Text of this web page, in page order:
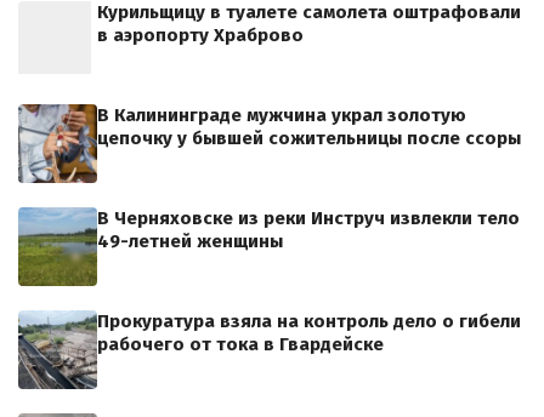
Курильщицу в туалете самолета оштрафовали
в аэропорту Храброво
В Калининграде мужчина украл золотую
цепочку у бывшей сожительницы после ссоры
В Черняховске из реки Инструч извлекли тело
49-летней женщины
Прокуратура взяла на контроль дело о гибели
рабочего от тока в Гвардейске